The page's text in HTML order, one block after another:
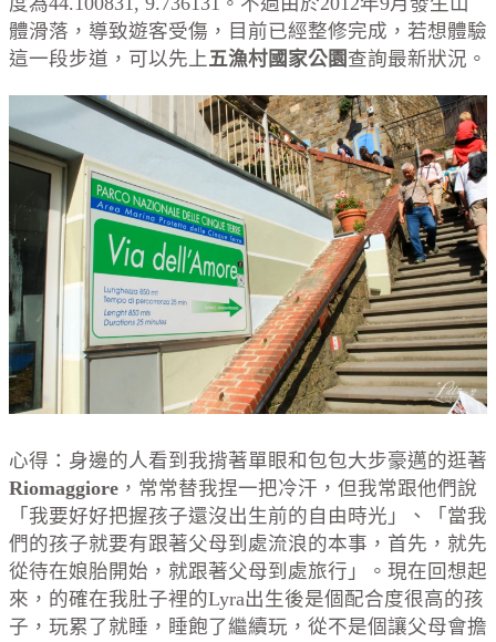
體滑落，導致遊客受傷，目前已經整修完成，若想體驗
這一段步道，可以先上 五漁村國家公園 查詢最新狀況。
心得：身邊的人看到我揹著單眼和包包大步豪邁的逛著
Riomaggiore ，常常替我捏一把冷汗，但我常跟他們說
「我要好好把握孩子還沒出生前的自由時光」、「當我
們的孩子就要有跟著父母到處流浪的本事，首先，就先
從待在娘胎開始，就跟著父母到處旅行」。現在回想起
來，的確在我肚子裡的Lyra出生後是個配合度很高的孩
子，玩累了就睡，睡飽了繼續玩，從不是個讓父母會擔